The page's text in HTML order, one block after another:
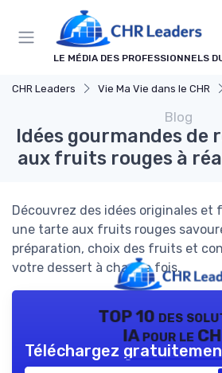
LE MÉDIA DES PROFESSIONNELS
CHR Leaders Vie Ma Vie dans le CHR
Blog
Idées gourmandes
aux fruits rouges à
Découvrez des idées originales et
une tarte aux fruits rouges
préparation, choix des fruits et
votre dessert à chaque fois.
TOP 10 des
IA pour le
Téléchargez
Panneau de gestion des cookies